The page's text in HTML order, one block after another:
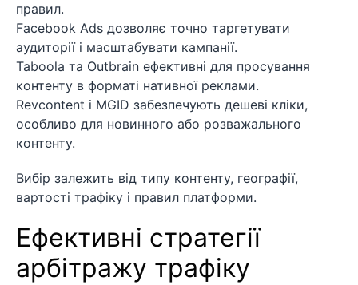
правил.
Facebook Ads дозволяє точно таргетувати
аудиторії і масштабувати кампанії.
Taboola та Outbrain ефективні для просування
контенту в форматі нативної реклами.
Revcontent і MGID забезпечують дешеві кліки,
особливо для новинного або розважального
контенту.
Вибір залежить від типу контенту, географії,
вартості трафіку і правил платформи.
Ефективні стратегії
арбітражу трафіку